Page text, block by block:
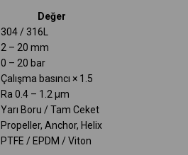
Değer
304 / 316L
2 – 20 mm
0 – 20 bar
Çalışma basıncı × 1.5
Ra 0.4 – 1.2 µm
Yarı Boru / Tam Ceket
Propeller, Anchor, Helix
PTFE / EPDM / Viton